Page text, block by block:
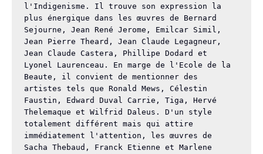
l'Indigenisme. Il trouve son expression la
plus énergique dans les œuvres de Bernard
Sejourne, Jean René Jerome, Emilcar Simil,
Jean Pierre Theard, Jean Claude Legagneur,
Jean Claude Castera, Phillipe Dodard et
Lyonel Laurenceau. En marge de l'Ecole de la
Beaute, il convient de mentionner des
artistes tels que Ronald Mews, Célestin
Faustin, Edward Duval Carrie, Tiga, Hervé
Thelemaque et Wilfrid Daleus. D'un style
totalement différent mais qui attire
immédiatement l'attention, les œuvres de
Sacha Thebaud, Franck Etienne et Marlene